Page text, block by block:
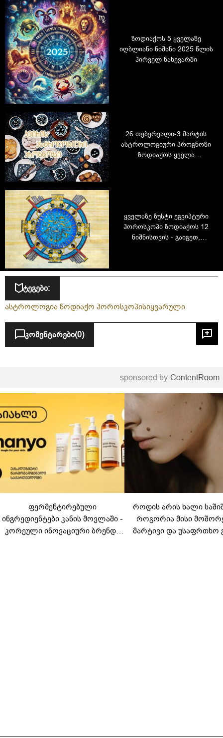
ზოდიაქოს 5 ყველაზე
იღბლიანი ნიშანი 2025 წლის
პირველ ნახევარში
26 თებერვალი-3 მარტის
ასტროლოგიური პროგნოზი
ზოდიაქოს ყველა
ყველაზე ზუსტი ეგვიპტური
ჰოროსკოპი ზოდიაქოს 12
ნიშნისთვის - გაიგეთ,
ტეგები:
ასტროლოგია ზოდიაქო ჰოროსკოპისიყვარული
კომენტარები(0)
sponsored by ContentRoom
ფერმენტირებული
ინგრედიენტები კანის მოვლაში -
კორეული ინოვაციური ბრენდი
როდის არის ხალი
როგორია მისი
მარტივი და უსაფრთხო